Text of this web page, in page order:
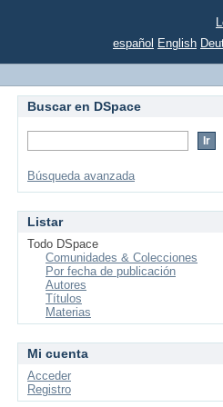
español English
Buscar en DSpace
Búsqueda avanzada
Listar
Todo DSpace
Comunidades & Colecciones
Por fecha de publicación
Autores
Títulos
Materias
Mi cuenta
Acceder
Registro